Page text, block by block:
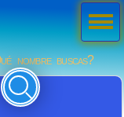
nombre buscas?
Men
ú